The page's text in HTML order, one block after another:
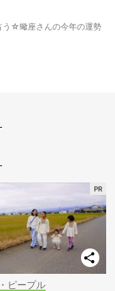
う☆蠍座さんの今年の運勢
ピープル